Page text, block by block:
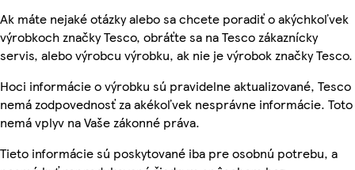
Ak máte nejaké otázky alebo sa chcete poradiť o akýchkoľvek
výrobkoch značky Tesco, obráťte sa na Tesco zákaznícky
servis, alebo výrobcu výrobku, ak nie je výrobok značky Tesco.
Hoci informácie o výrobku sú pravidelne aktualizované, Tesco
nemá zodpovednosť za akékoľvek nesprávne informácie. Toto
nemá vplyv na Vaše zákonné práva.
Tieto informácie sú poskytované iba pre osobnú potrebu, a